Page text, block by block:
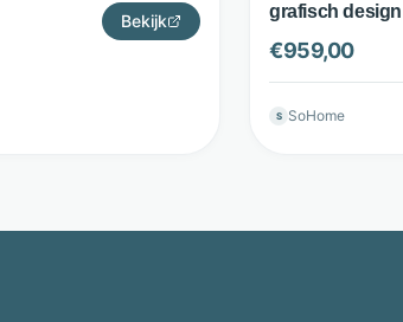
Bekijk
grafisch
€959,00
S SoHome